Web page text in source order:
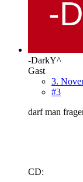
-DarkY^
Gast
3.
#3
darf man
CD: